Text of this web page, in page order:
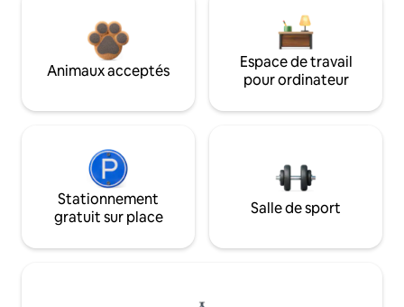
Animaux acceptés
Espace de travail
pour ordinateur
Stationnement
gratuit sur place
Salle de sport